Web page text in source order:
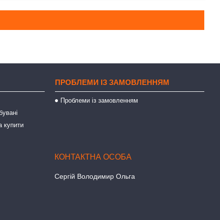
купити
ПРОБЛЕМИ ІЗ ЗАМОВЛЕННЯМ
Проблеми із замовленням
Сергій Володимир Ольга